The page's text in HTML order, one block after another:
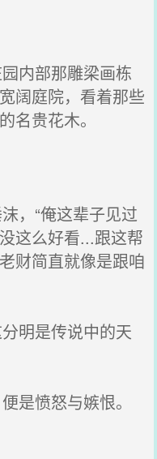
内部那雕梁画栋
阔庭院，看着那些
名贵花木。
，“俺这辈子见过
这么好看...跟这帮
财简直就像是跟咱
明是传说中的天
是愤怒与嫉恨。